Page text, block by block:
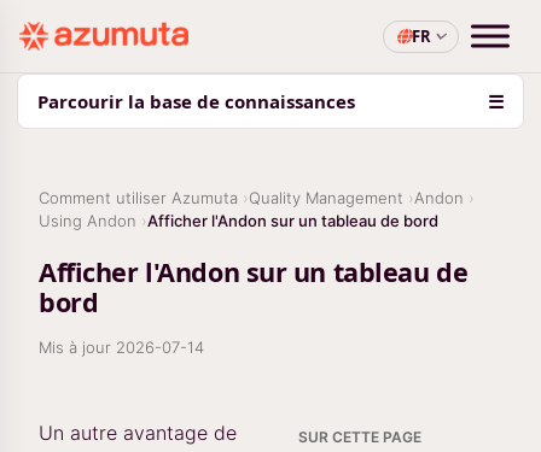
FR
Parcourir la base de connaissances ☰
Comment utiliser Azumuta Quality Management
Andon
Using Andon
Afficher l'Andon sur un tableau de bord
Afficher l'Andon sur un tableau de
bord
Mis à jour 2026-07-14
Un autre avantage de
SUR CETTE PAGE